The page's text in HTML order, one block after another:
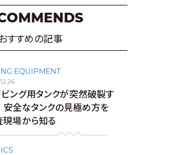
すすめの記事
EQUIPMENT
ビング用タンクが突然破裂す
安全なタンクの見極め方を
現場から知る